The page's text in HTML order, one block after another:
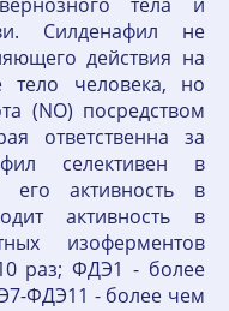
Силденафил не
действия на
тело человека, но
(NO) посредством
ответственна за
селективен в
активность в
активность в
изоферментов
раз; ФДЭ1 - более
ФДЭ11 - более чем